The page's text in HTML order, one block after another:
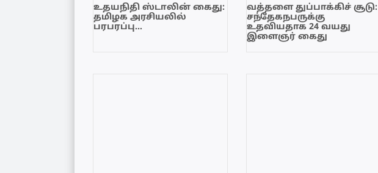
உதயநிதி ஸ்டாலின் கைது:
தமிழக அரசியலில்
பரபரப்பு…
வத்தளை துப்பாக்கிச் சூடு:
சந்தேகநபருக்கு
உதவியதாக 24 வயது
இளைஞர் கைது